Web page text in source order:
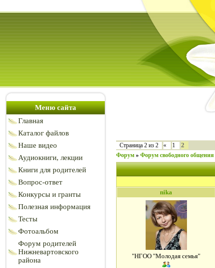
Меню сайта
Главная
Каталог файлов
Наше видео
Аудиокниги, лекции
Книги для родителей
Вопрос-ответ
Конкурсы и гранты
Полезная информация
Тесты
Фотоальбом
Форум родителей
Нижневартовского
района
Страница 2 из 2 « 1 2
Форум » Форум свободного общения
nika
"НГОО "Молодая семья"